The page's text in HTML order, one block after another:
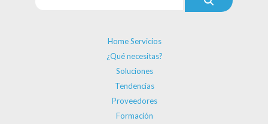
Home Servicios
¿Qué necesitas?
Soluciones
Tendencias
Proveedores
Formación